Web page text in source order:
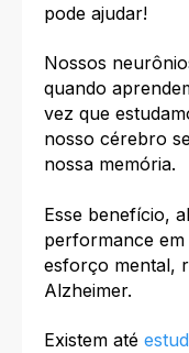
pode ajudar!
Nossos
quando
vez que
nosso cérebro
nossa memória.
Esse benefício,
performance em
esforço mental,
Alzheimer.
Existem até